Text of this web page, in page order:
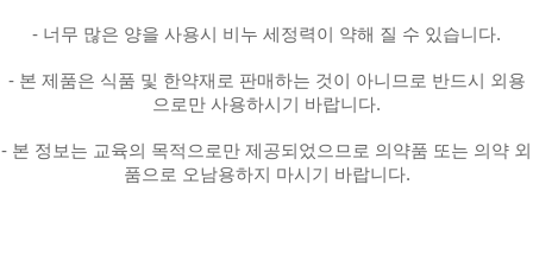
- 너무 많은 양을 사용시 비누 세정력이 약해 질 수 있습니다.
- 본 제품은 식품 및 한약재로 판매하는 것이 아니므로 반드시 외용
으로만 사용하시기 바랍니다.
- 본 정보는 교육의 목적으로만 제공되었으므로 의약품 또는 의약 외
품으로 오남용하지 마시기 바랍니다.